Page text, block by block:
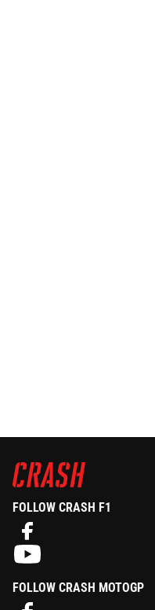
FOLLOW CRASH F1
FOLLOW CRASH MOTOGP